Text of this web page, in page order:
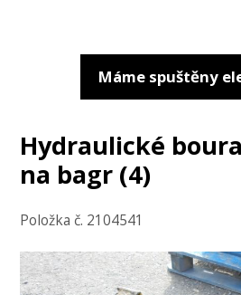
Máme spuštěny
Hydraulické
na bagr (4)
Položka č. 2104541